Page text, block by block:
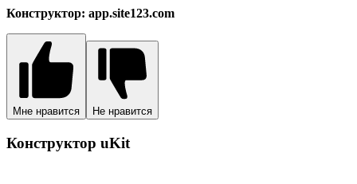
Конструктор: app.site123.com
Мне нравится Не нравится
Конструктор uKit